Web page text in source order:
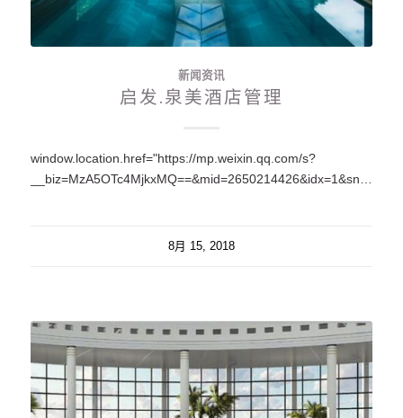
新闻资讯
启发.泉美酒店管理
window.location.href="https://mp.weixin.qq.com/s?
__biz=MzA5OTc4MjkxMQ==&mid=2650214426&idx=1&sn=dacdfdeed35dc50a71fe19a8752edbbc&chksm=88fea98abf89209cbe3cc1c215bafe9c8f969484679384b9f45813190460f456daa7cf8c4ed7#rd";
8月 15, 2018